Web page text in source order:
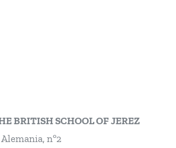
BRITISH SCHOOL OF JEREZ
nº2